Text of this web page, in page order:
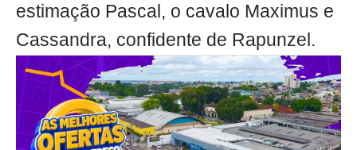
estimação Pascal, o cavalo Maximus e
Cassandra, confidente de Rapunzel.